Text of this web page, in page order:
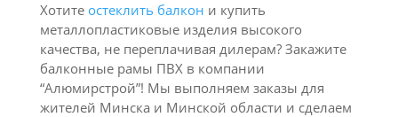
Хотите остеклить балкон и купить
металлопластиковые изделия высокого
качества, не переплачивая дилерам? Закажите
балконные рамы ПВХ в компании
“Алюмирстрой”! Мы выполняем заказы для
жителей Минска и Минской области и сделаем